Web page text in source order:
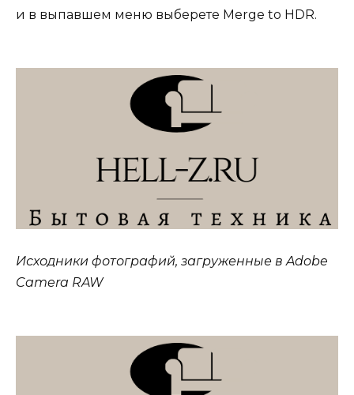
и в выпавшем меню выберете Merge to HDR.
Исходники фотографий, загруженные в Adobe
Camera RAW